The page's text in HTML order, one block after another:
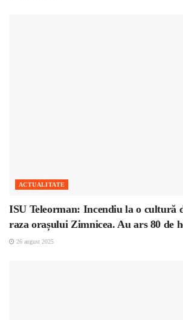
ACTUALITATE
ISU Teleorman: Incendiu la o cultură
raza orașului Zimnicea. Au ars 80 de
26 august 2025